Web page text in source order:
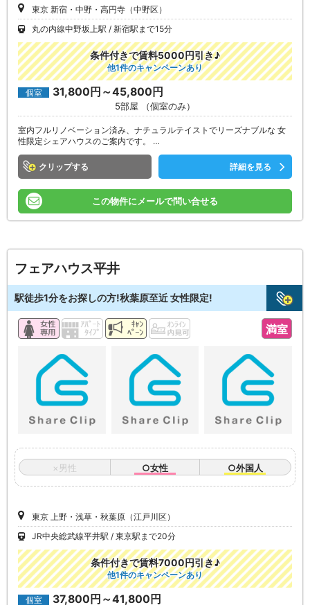
東京 新宿・中野・高円寺（中野区）
丸の内線中野坂上駅
新宿駅まで15分
条件付きで賃料5000円引き♪
他1件のキャンペーンあり
個室 31,800円～45,800円
5部屋 （個室のみ）
室内フルリノベーション済み、ナチュラルテイストでリーズナブルな 女
性限定シェアハウスのご案内です。 …
クリップ 詳細を見る
この物件にメールで問い合せる
フェアハウス平井
駅徒歩1分をお探しの方!秋葉原至近 女性限定!
満室
×男性 ○女性 ○外国人
東京 上野・浅草・秋葉原（江戸川区）
JR中央総武線平井駅
東京駅まで20分
条件付きで賃料7000円引き♪
他1件のキャンペーンあり
個室 37,800円～41,800円